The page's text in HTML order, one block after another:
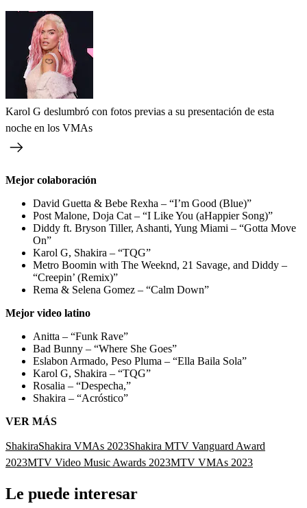
Karol G deslumbró con fotos previas a su presentación de esta
noche en los VMAs
Mejor colaboración
David Guetta & Bebe Rexha – “I’m Good (Blue)”
Post Malone, Doja Cat – “I Like You (aHappier Song)”
Diddy ft. Bryson Tiller, Ashanti, Yung Miami – “Gotta Move
On”
Karol G, Shakira – “TQG”
Metro Boomin with The Weeknd, 21 Savage, and Diddy –
“Creepin’ (Remix)”
Rema & Selena Gomez – “Calm Down”
Mejor video latino
Anitta – “Funk Rave”
Bad Bunny – “Where She Goes”
Eslabon Armado, Peso Pluma – “Ella Baila Sola”
Karol G, Shakira – “TQG”
Rosalia – “Despecha,”
Shakira – “Acróstico”
VER MÁS
ShakiraShakira VMAs 2023Shakira MTV Vanguard Award
2023MTV Video Music Awards 2023MTV VMAs 2023
Le puede interesar